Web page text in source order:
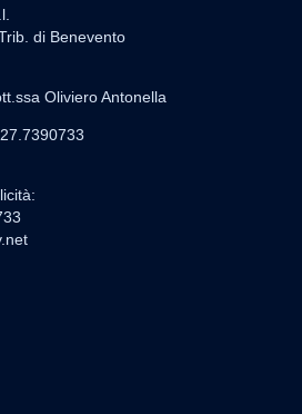
di Benevento
Oliviero Antonella